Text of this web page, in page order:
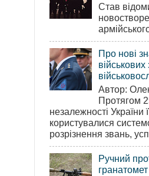
Став
Про нові
військових
Автор:
Протягом
незалежності України
користувалися
розрізнення звань,
Ручний